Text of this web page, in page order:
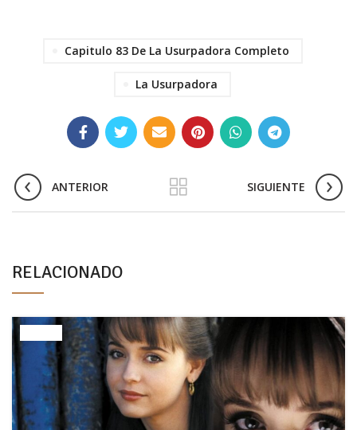
Capitulo 83 De La Usurpadora Completo
La Usurpadora
ANTERIOR SIGUIENTE
RELACIONADO